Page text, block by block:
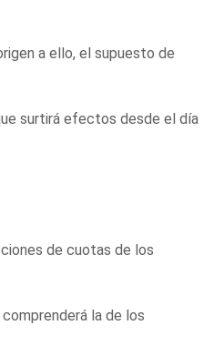
a ello, el supuesto de
surtirá efectos desde el día
de cuotas de los
la de los